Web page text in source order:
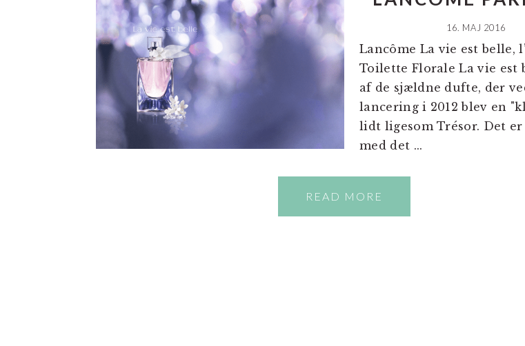
16. MAJ 2016
Lancôme La vie est belle,
Toilette Florale La vie est
af de sjældne dufte, der
lancering i 2012 blev en
lidt ligesom Trésor. Det
med det ...
READ MORE